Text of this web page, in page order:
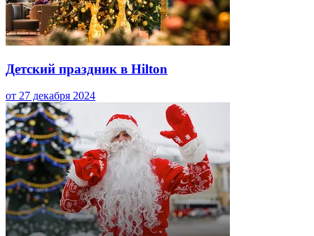
Детский праздник в Hilton
от 27 декабря 2024